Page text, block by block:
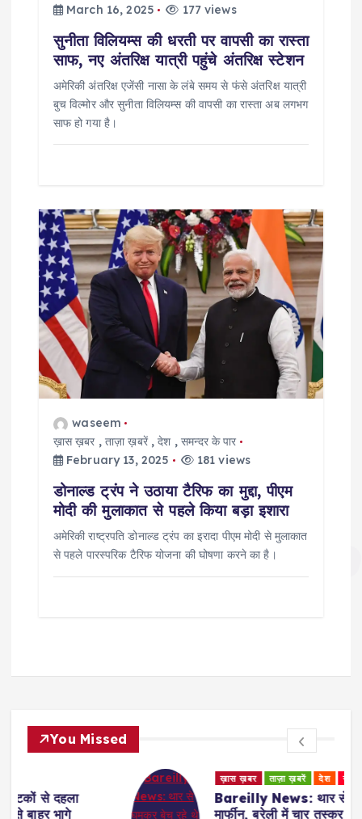
March 16, 2025
177 views
सुनीता विलियम्स की धरती पर वापसी का रास्ता
साफ, नए अंतरिक्ष यात्री पहुंचे अंतरिक्ष स्टेशन
अमेरिकी अंतरिक्ष एजेंसी नासा के लंबे समय से फंसे अंतरिक्ष यात्री
बुच विल्मोर और सुनीता विलियम्स की वापसी का रास्ता अब लगभग
साफ हो गया है।
waseem
ख़ास ख़बर ,ताज़ा ख़बरें,देश ,समन्दर के पार
February 13, 2025
181 views
डोनाल्ड ट्रंप ने उठाया टैरिफ का मुद्दा, पीएम
मोदी की मुलाकात से पहले किया बड़ा इशारा
अमेरिकी राष्ट्रपति डोनाल्ड ट्रंप का इरादा पीएम मोदी से मुलाकात
से पहले पारस्परिक टैरिफ योजना की घोषणा करने का है।
You Missed
ख़ास ख़बर ताज़ा ख़बरें देश रुहेलखंड
Bareilly News: थार से घूमकर बेच रहे थे
मार्फीन, बरेली में चार तस्कर गिरफ्तार, डेढ़